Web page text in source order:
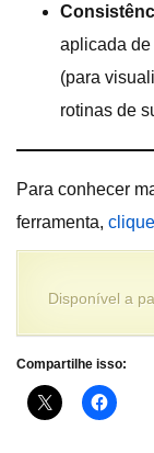
aplicada de
(para
rotinas de
Para conhecer
ferramenta,
Disponível a
Compartilhe isso: